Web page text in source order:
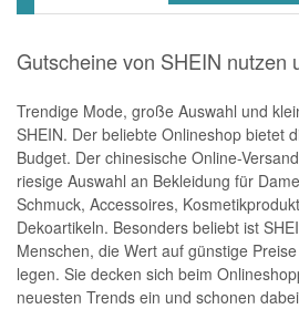
Gutscheine von SHEIN nutzen
Trendige Mode, große Auswahl und
SHEIN. Der beliebte Onlineshop bietet
Budget. Der chinesische Online-
riesige Auswahl an Bekleidung für
Schmuck, Accessoires,
Dekoartikeln. Besonders beliebt ist
Menschen, die Wert auf günstige
legen. Sie decken sich beim
neuesten Trends ein und schonen